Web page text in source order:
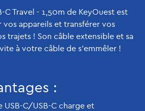
C Travel - 1,50m de KeyOuest est
appareils et transférer vos
trajets ! Son câble extensible et sa
à votre câble de s'emmêler !
:
USB-C/USB-C charge et